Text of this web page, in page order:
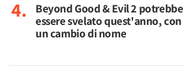
Beyond Good & Evil 2 potrebbe
essere svelato quest'anno, con
un cambio di nome